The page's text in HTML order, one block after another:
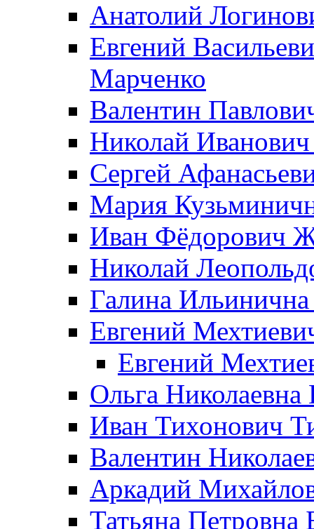
Анатолий
Евгений
Марченко
Валентин
Николай Иванович
Сергей
Мария
Иван Фёдорович
Николай
Галина
Евгений
Евгений
Ольга Николаевна
Иван Тихонович
Валентин
Аркадий
Татьяна Петровна